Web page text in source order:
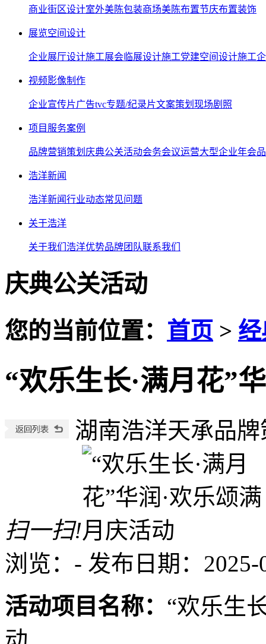
商业街区设计室外美陈包装商场美陈布置节庆布置装饰
展览空间设计
企业展厅设计施工展会临展设计施工党建空间设计施工
视频影像制作
企业宣传片广告tvc专题/纪录片文案策划 现场剧照
项目服务案例
品牌营销策划 庆典公关活动会务会议运营大型企业年会
浩洋新闻
浩洋新闻行业动态常见问题
关于浩洋
关于我们 浩洋优势品牌团队联系我们
庆典公关活动
您的当前位置： 首页 >
“欢乐生长·满月花”
湖南浩洋天承品
扫一扫!
浏览： - 发布日期：2025-
活动项目名称： “欢乐生